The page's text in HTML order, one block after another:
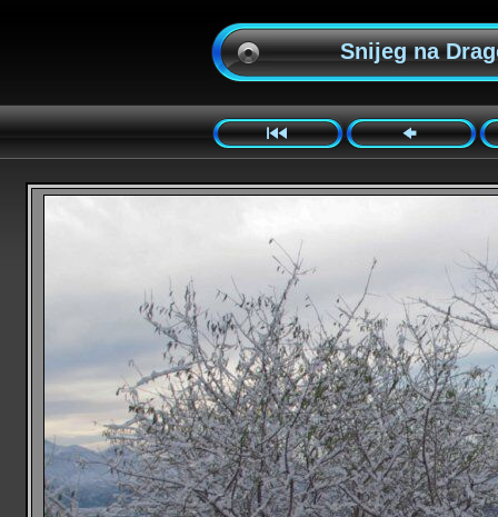
Snijeg na